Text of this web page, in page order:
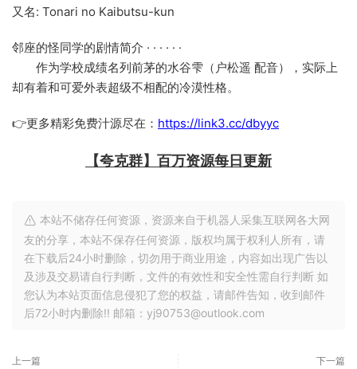
又名: Tonari no Kaibutsu-kun
邻座的怪同学的剧情简介 · · · · · ·
作为学校成绩名列前茅的水谷雫（户松遥 配音），实际上
却有着和可爱外表超级不相配的冷漠性格。
👉更多精彩免费汁源尽在： https://link3.cc/dbyyc
【夸克群】百万资源每日更新
本站不储存任何资源，资源来自于机器人采集互联网各大网
友的分享，本站不保存任何资源，版权均属于权利人所有，请
在下载后24小时删除，切勿用于商业用途，内容如出现广告以
及涉及交易请自行判断，文件的有效性和安全性需自行判断 如
您认为本站页面信息侵犯了您的权益，请邮件告知，收到邮件
后72小时内删除!! 邮箱：yj90753@outlook.com
上一篇 下一篇